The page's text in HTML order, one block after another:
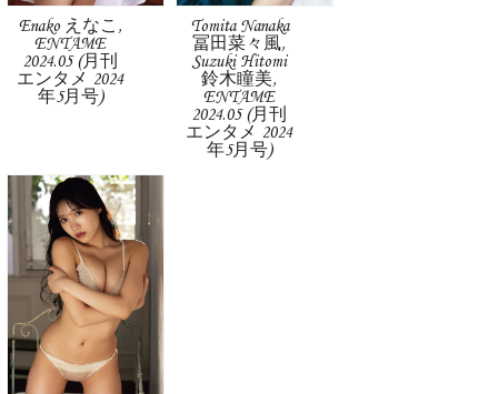
Enako えなこ,
ENTAME
2024.05 (月刊
エンタメ 2024
年5月号)
Tomita Nanaka
冨田菜々風,
Suzuki Hitomi
鈴木瞳美,
ENTAME
2024.05 (月刊
エンタメ 2024
年5月号)